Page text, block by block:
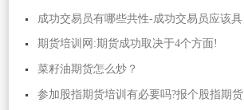
成功交易员有哪些共性-成功交易员应该具
期货培训网:期货成功取决于4个方面!
菜籽油期货怎么炒？
参加股指期货培训有必要吗?报个股指期货